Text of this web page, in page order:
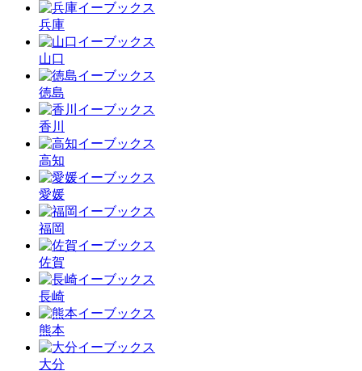
兵庫
山口
徳島
香川
高知
愛媛
福岡
佐賀
長崎
熊本
大分